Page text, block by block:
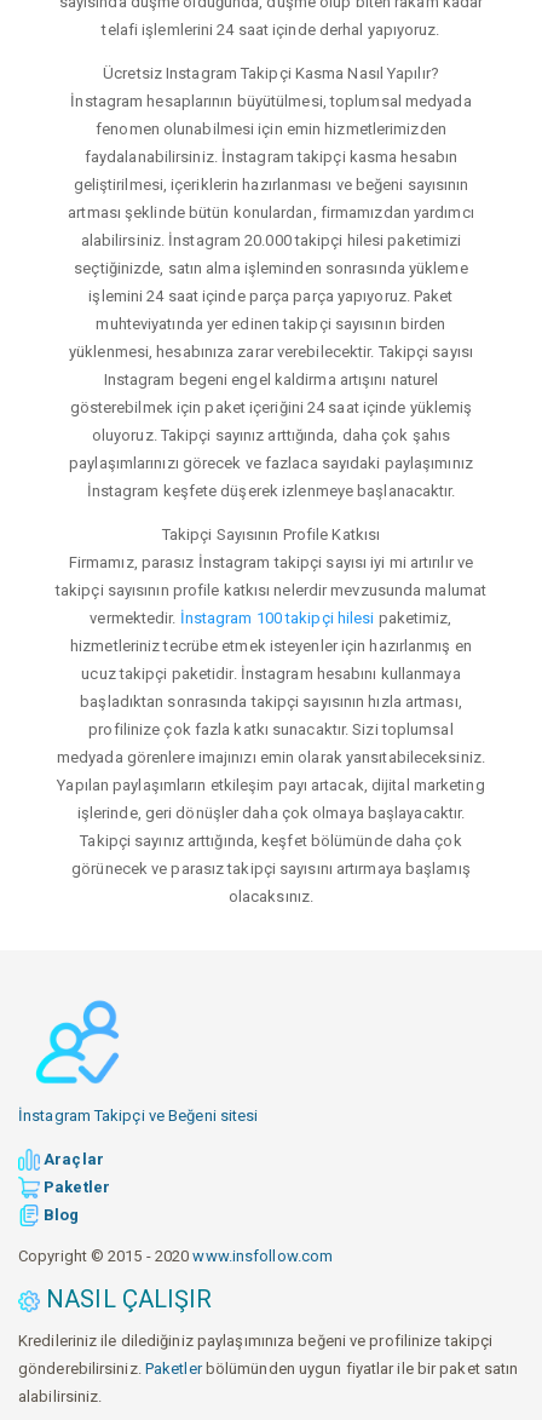
telafi işlemlerini 24 saat içinde derhal yapıyoruz.
Ücretsiz Instagram Takipçi Kasma Nasıl Yapılır?
İnstagram hesaplarının büyütülmesi, toplumsal medyada
fenomen olunabilmesi için emin hizmetlerimizden
faydalanabilirsiniz. İnstagram takipçi kasma hesabın
geliştirilmesi, içeriklerin hazırlanması ve beğeni sayısının
artması şeklinde bütün konulardan, firmamızdan yardımcı
alabilirsiniz. İnstagram 20.000 takipçi hilesi paketimizi
seçtiğinizde, satın alma işleminden sonrasında yükleme
işlemini 24 saat içinde parça parça yapıyoruz. Paket
muhteviyatında yer edinen takipçi sayısının birden
yüklenmesi, hesabınıza zarar verebilecektir. Takipçi sayısı
Instagram begeni engel kaldirma artışını naturel
gösterebilmek için paket içeriğini 24 saat içinde yüklemiş
oluyoruz. Takipçi sayınız arttığında, daha çok şahıs
paylaşımlarınızı görecek ve fazlaca sayıdaki paylaşımınız
İnstagram keşfete düşerek izlenmeye başlanacaktır.
Takipçi Sayısının Profile Katkısı
Firmamız, parasız İnstagram takipçi sayısı iyi mi artırılır ve
takipçi sayısının profile katkısı nelerdir mevzusunda malumat
vermektedir. İnstagram 100 takipçi hilesi paketimiz,
hizmetleriniz tecrübe etmek isteyenler için hazırlanmış en
ucuz takipçi paketidir. İnstagram hesabını kullanmaya
başladıktan sonrasında takipçi sayısının hızla artması,
profilinize çok fazla katkı sunacaktır. Sizi toplumsal
medyada görenlere imajınızı emin olarak yansıtabileceksiniz.
Yapılan paylaşımların etkileşim payı artacak, dijital marketing
işlerinde, geri dönüşler daha çok olmaya başlayacaktır.
Takipçi sayınız arttığında, keşfet bölümünde daha çok
görünecek ve parasız takipçi sayısını artırmaya başlamış
olacaksınız.
İnstagram Takipçi ve Beğeni sitesi
Araçlar
Paketler
Blog
Copyright © 2015 - 2020www.insfollow.com
NASIL ÇALIŞIR
Kredileriniz ile dilediğiniz paylaşımınıza beğeni ve profilinize takipçi
gönderebilirsiniz. Paketlerbölümünden uygun fiyatlar ile bir paket satın
alabilirsiniz.